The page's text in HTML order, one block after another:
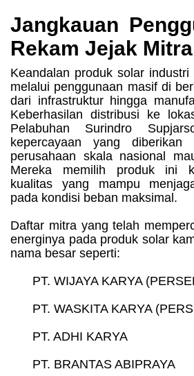
Jangkauan
Rekam Jejak
Keandalan produk solar
melalui penggunaan masif di
dari infrastruktur hingga
Keberhasilan distribusi ke
Pelabuhan Surindro
kepercayaan yang diberikan
perusahaan skala nasional
Mereka memilih produk ini
kualitas yang mampu
pada kondisi beban maksimal.
Daftar mitra yang telah
energinya pada produk solar
nama besar seperti:
PT. WIJAYA KARYA
PT. WASKITA KARYA
PT. ADHI KARYA
PT. BRANTAS ABIPRAYA